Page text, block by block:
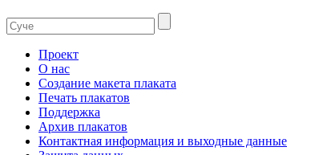
Проект
О нас
Создание макета плаката
Печать плакатов
Поддержка
Архив плакатов
Контактная информация и выходные данные